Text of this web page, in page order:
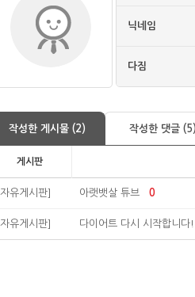
닉네임
다짐
작성한 게시물 (2) 작성한 댓글 (5)
게시판
유게시판] 아랫뱃살 튜브 0
유게시판] 다이어트 다시 시작합니다